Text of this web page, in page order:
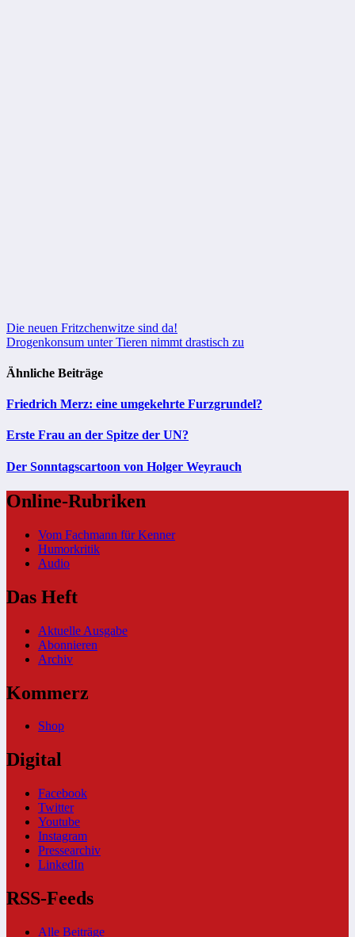
Beitragsnavigation
Die neuen Fritzchenwitze sind da!
Drogenkonsum unter Tieren nimmt drastisch zu
Ähnliche Beiträge
Friedrich Merz: eine umgekehrte Furzgrundel?
Erste Frau an der Spitze der UN?
Der Sonntagscartoon von Holger Weyrauch
Online-Rubriken
Vom Fachmann für Kenner
Humorkritik
Audio
Das Heft
Aktuelle Ausgabe
Abonnieren
Archiv
Kommerz
Shop
Digital
Facebook
Twitter
Youtube
Instagram
Pressearchiv
LinkedIn
RSS-Feeds
Alle Beiträge